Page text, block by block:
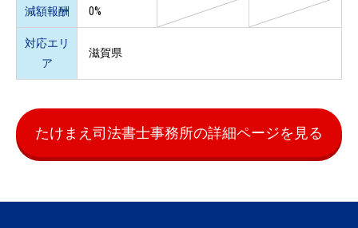
減額報酬 0%
対応エリ
ア
滋賀県
たけまえ司法書士事務所の詳細ページを見る